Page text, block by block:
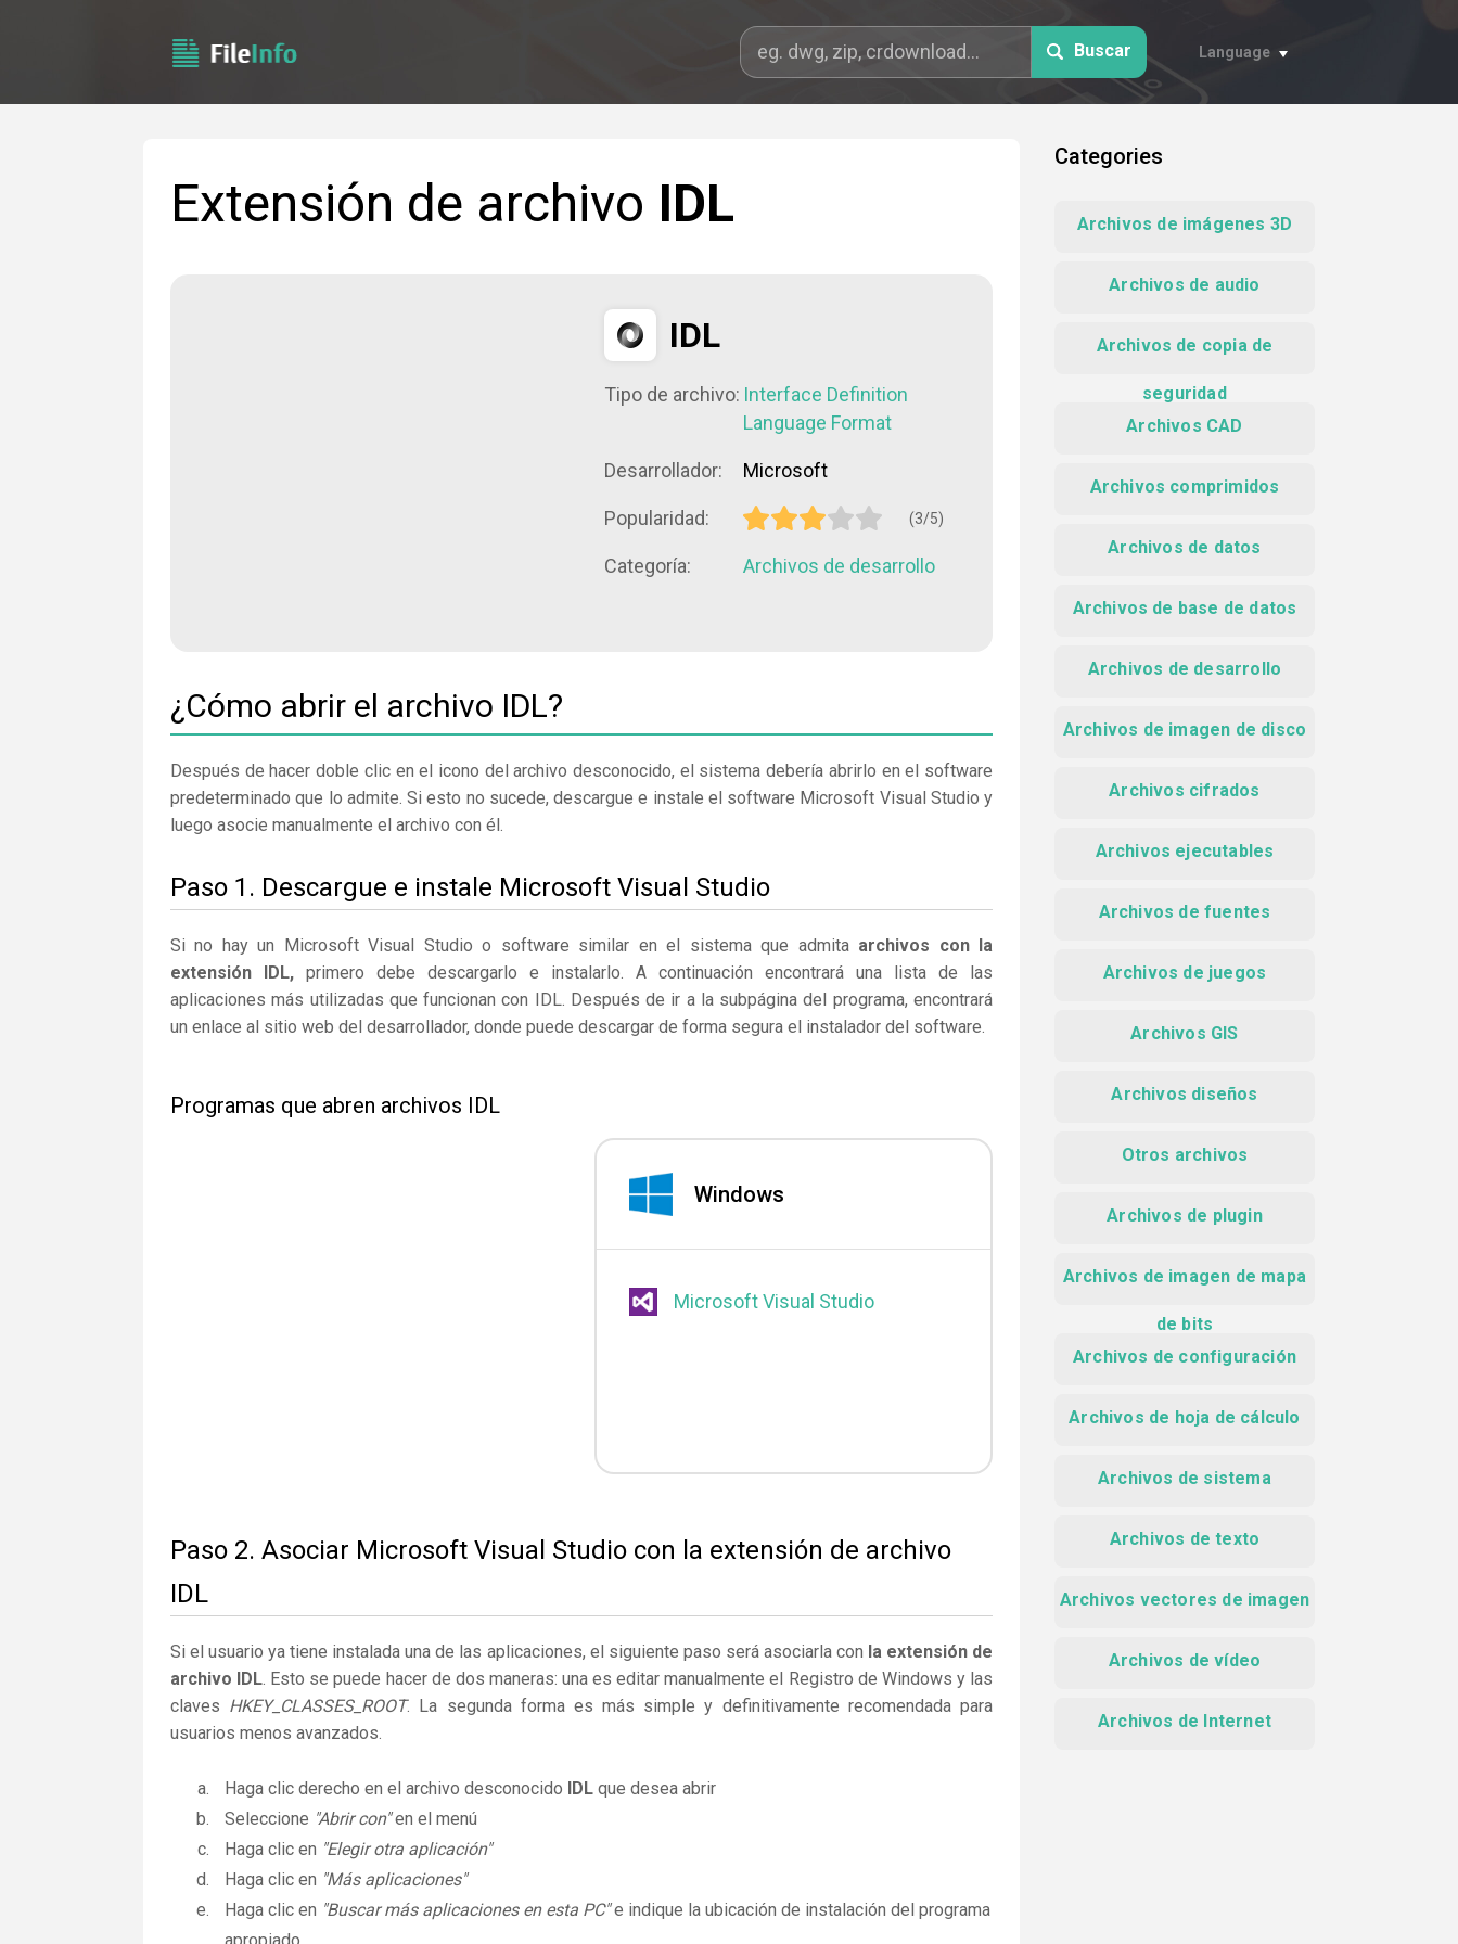
Buscar Language
Extensión de archivo IDL
IDL
Tipo de archivo: Interface Definition
Language Format
Desarrollador: Microsoft
Popularidad: (3/5)
Categoría: Archivos de desarrollo
¿Cómo abrir el archivo IDL?
Después de hacer doble clic en el icono del archivo desconocido, el sistema debería abrirlo en el software
predeterminado que lo admite. Si esto no sucede, descargue e instale el software Microsoft Visual Studio y
luego asocie manualmente el archivo con él.
Paso 1. Descargue e instale Microsoft Visual Studio
Si no hay un Microsoft Visual Studio o software similar en el sistema que admita archivos con la
extensión IDL, primero debe descargarlo e instalarlo. A continuación encontrará una lista de las
aplicaciones más utilizadas que funcionan con IDL. Después de ir a la subpágina del programa, encontrará
un enlace al sitio web del desarrollador, donde puede descargar de forma segura el instalador del software.
Programas que abren archivos IDL
Windows
Microsoft Visual Studio
Paso 2. Asociar Microsoft Visual Studio con la extensión de archivo
IDL
Si el usuario ya tiene instalada una de las aplicaciones, el siguiente paso será asociarla con la extensión de
archivo IDL. Esto se puede hacer de dos maneras: una es editar manualmente el Registro de Windows y las
claves HKEY_CLASSES_ROOT. La segunda forma es más simple y definitivamente recomendada para
usuarios menos avanzados.
Haga clic derecho en el archivo desconocido IDL que desea abrir
Seleccione "Abrir con"en el menú
Haga clic en "Elegir otra aplicación"
Haga clic en "Más aplicaciones"
Haga clic en "Buscar más aplicaciones en esta PC"e indique la ubicación de instalación del programa
Categories
Archivos de imágenes 3D
Archivos de audio
Archivos de copia de
seguridad
Archivos CAD
Archivos comprimidos
Archivos de datos
Archivos de base de datos
Archivos de desarrollo
Archivos de imagen de disco
Archivos cifrados
Archivos ejecutables
Archivos de fuentes
Archivos de juegos
Archivos GIS
Archivos diseños
Otros archivos
Archivos de plugin
Archivos de imagen de mapa
de bits
Archivos de configuración
Archivos de hoja de cálculo
Archivos de sistema
Archivos de texto
Archivos vectores de imagen
Archivos de vídeo
Archivos de Internet